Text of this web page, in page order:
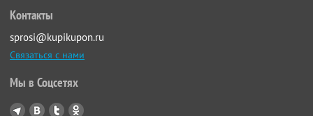
Контакты
sprosi@kupikupon.ru
Связаться с нами
Мы в Соцсетях